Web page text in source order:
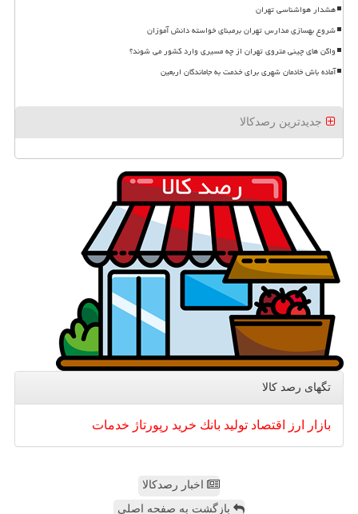
هشدار هواشناسی تهران
شروع بهسازی مدارس تهران برمبنای خواسته دانش آموزان
واگن های چینی متروی تهران از چه مسیری وارد کشور می شوند؟
آماده باش خادمان شهری برای خدمت به جاماندگان اربعین
جدیدترین رصدکالا
تگهای رصد كالا
بازار ارز اقتصاد تولید بانك خرید رپورتاژ خدمات
اخبار رصدکالا
بازگشت به صفحه اصلی